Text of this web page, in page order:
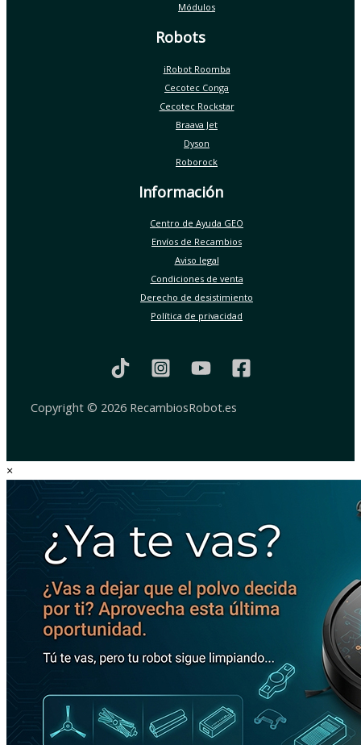
Módulos
Robots
iRobot Roomba
Cecotec Conga
Cecotec Rockstar
Braava Jet
Dyson
Roborock
Información
Centro de Ayuda GEO
Envíos de Recambios
Aviso legal
Condiciones de venta
Derecho de desistimiento
Política de privacidad
Copyright © 2026 RecambiosRobot.es
×